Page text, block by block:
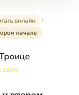
онлайн
начале